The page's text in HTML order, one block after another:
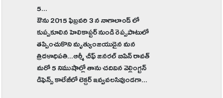
5...
ఔను 2015 ఫిబ్రవరి 3 న నాగాలాండ్ లో
కుప్పకూలిన హెలికాప్టర్ నుండి రెప్పపాటులో
తప్పించుకొని మృత్యుంజయుడైన మన
త్రిదళాధిపతి...ఆర్మీ చీఫ్ జనరల్ బిపిన్ రావత్
మరో 5 నిముషాల్లో తాను చదివిన వెల్లింగ్టన్
డిఫెన్స్ కాలేజీ‌లో లెక్చర్ ఇవ్వవలసివుండగా...